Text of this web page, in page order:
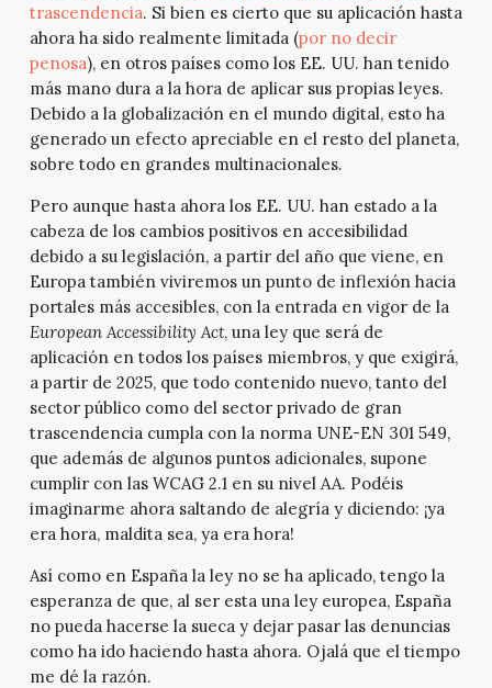
trascendencia. Si bien es cierto que su aplicación hasta
ahora ha sido realmente limitada (por no decir
penosa), en otros países como los EE. UU. han tenido
más mano dura a la hora de aplicar sus propias leyes.
Debido a la globalización en el mundo digital, esto ha
generado un efecto apreciable en el resto del planeta,
sobre todo en grandes multinacionales.
Pero aunque hasta ahora los EE. UU. han estado a la
cabeza de los cambios positivos en accesibilidad
debido a su legislación, a partir del año que viene, en
Europa también viviremos un punto de inflexión hacia
portales más accesibles, con la entrada en vigor de la
European Accessibility Act, una ley que será de
aplicación en todos los países miembros, y que exigirá,
a partir de 2025, que todo contenido nuevo, tanto del
sector público como del sector privado de gran
trascendencia cumpla con la norma UNE-EN 301 549,
que además de algunos puntos adicionales, supone
cumplir con las WCAG 2.1 en su nivel AA. Podéis
imaginarme ahora saltando de alegría y diciendo: ¡ya
era hora, maldita sea, ya era hora!
Así como en España la ley no se ha aplicado, tengo la
esperanza de que, al ser esta una ley europea, España
no pueda hacerse la sueca y dejar pasar las denuncias
como ha ido haciendo hasta ahora. Ojalá que el tiempo
me dé la razón.